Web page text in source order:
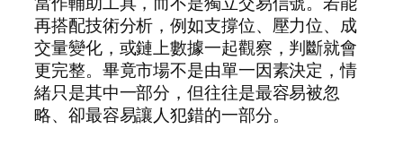
再搭配技術分析，例如支撐位、壓力位、成
交量變化，或鏈上數據一起觀察，判斷就會
更完整。畢竟市場不是由單一因素決定，情
緒只是其中一部分，但往往是最容易被忽
略、卻最容易讓人犯錯的一部分。